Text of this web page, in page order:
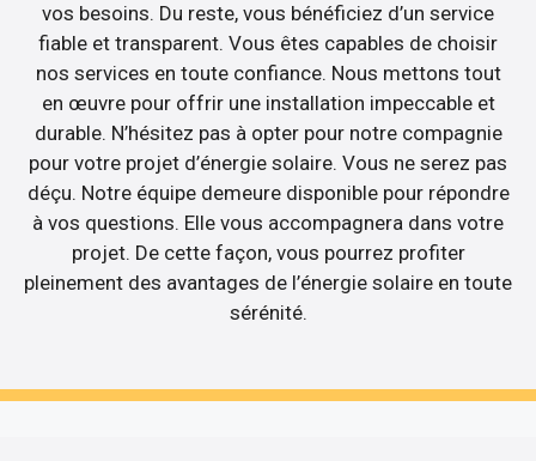
vos besoins. Du reste, vous bénéficiez d’un service
fiable et transparent. Vous êtes capables de choisir
nos services en toute confiance. Nous mettons tout
en œuvre pour offrir une installation impeccable et
durable. N’hésitez pas à opter pour notre compagnie
pour votre projet d’énergie solaire. Vous ne serez pas
déçu. Notre équipe demeure disponible pour répondre
à vos questions. Elle vous accompagnera dans votre
projet. De cette façon, vous pourrez profiter
pleinement des avantages de l’énergie solaire en toute
sérénité.